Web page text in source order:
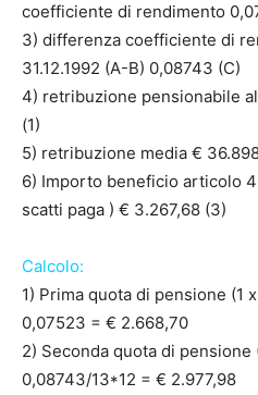
coefficiente di rendimento
3) differenza coefficiente di
31.12.1992 (A-B) 0,08743 (C)
4) retribuzione pensionabile
(1)
5) retribuzione media €
6) Importo beneficio articolo 4
scatti paga ) € 3.267,68 (3)
Calcolo:
1) Prima quota di pensione (1
0,07523 = € 2.668,70
2) Seconda quota di pensione
0,08743/13*12 = € 2.977,98